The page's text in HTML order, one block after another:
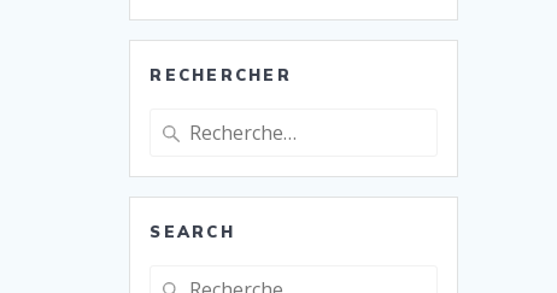
RECHERCHER
Recherche
pour
:
SEARCH
Recherche